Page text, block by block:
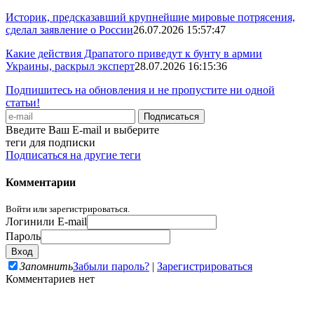
Историк, предсказавший крупнейшие мировые потрясения,
сделал заявление о России26.07.2026 15:57:47
Какие действия Драпатого приведут к бунту в армии
Украины, раскрыл эксперт28.07.2026 16:15:36
Подпишитесь на обновления и не пропустите ни одной
статьи!
Введите Ваш E-mail и выберите
теги для подписки
Подписаться на другие теги
Комментарии
Войти или зарегистрироваться.
Логинили E-mail
Пароль
ЗапомнитьЗабыли пароль? | Зарегистрироваться
Комментариев нет